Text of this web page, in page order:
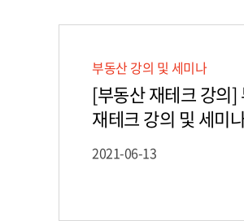
부동산 강의 및 세미나
[부동산 재테크 강의]
재테크 강의 및 세미
2021-06-13